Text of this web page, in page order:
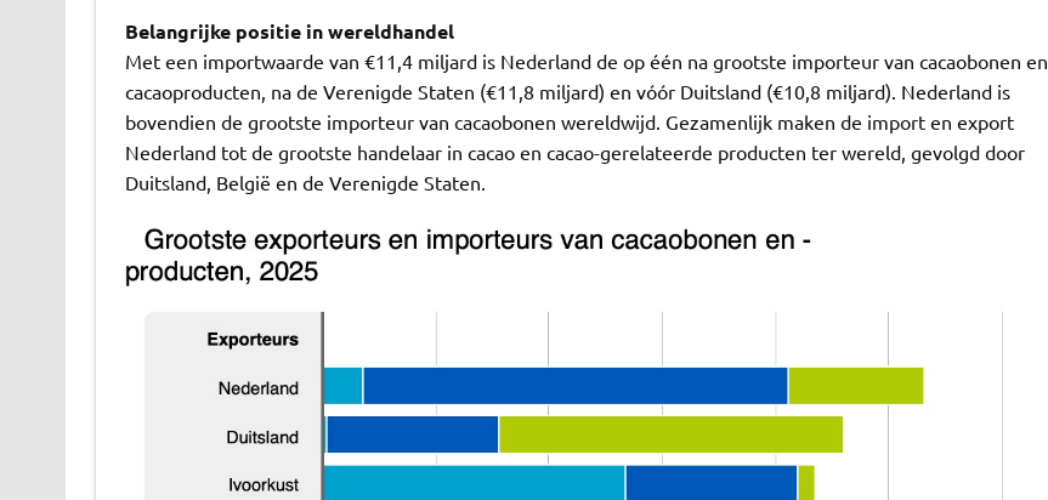
Belangrijke positie in wereldhandel
Met een importwaarde van €11,4 miljard is Nederland de op één na grootste importeur van cacaobonen en
cacaoproducten, na de Verenigde Staten (€11,8 miljard) en vóór Duitsland (€10,8 miljard). Nederland is
bovendien de grootste importeur van cacaobonen wereldwijd. Gezamenlijk maken de import en export
Nederland tot de grootste handelaar in cacao en cacao-gerelateerde producten ter wereld, gevolgd door
Duitsland, België en de Verenigde Staten.